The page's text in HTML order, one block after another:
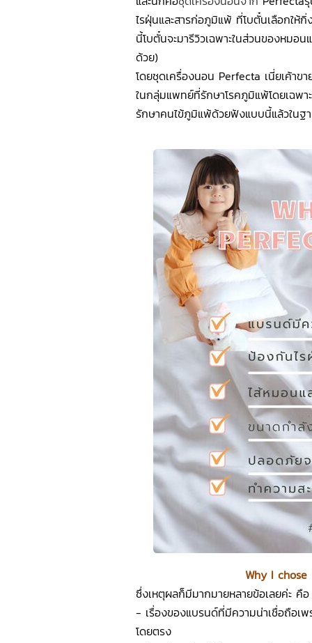
ไรฝุ่นและสารก่อภูมิแพ้ ที่โบตั๋นเลือกให้
นี้โบตั๋นจะมารีวิวเฉพาะในส่วนของหมอ
ด้วย)
โดยชุดเครื่องนอน Perfecta เนี่ยเค้าข
ในกลุ่มแพทย์ที่รักษาโรคภูมิแพ้โดยเฉพา
รักษาคนไข้ภูมิแพ้ด้วยฟังแบบนี้แล้วในฐ
Why I
ซึ่งเหตุผลก็มีมากมายหลายข้อเลยค่ะ คือ
- เรื่องของแบรนด์ที่มีความน่าเชื่อถือ
โดยตรง